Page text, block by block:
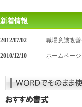
新着情報
2012/07/02 職場意識改善
2010/12/10 ホームペー